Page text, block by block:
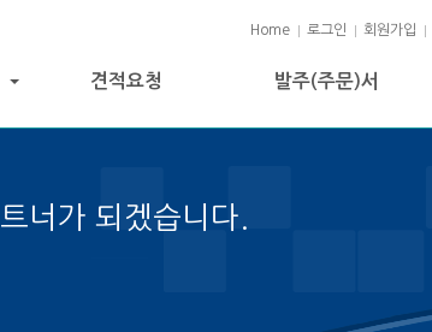
Home 로그인 회원가입
견적요청 발주(주문)서
너가 되겠습니다.
다.